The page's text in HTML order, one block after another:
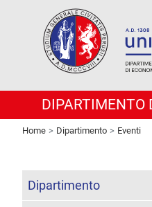
DIPARTIMENTO
Home Dipartimento Eventi
Dipartimento